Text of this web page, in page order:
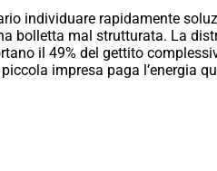
individuare rapidamente
bolletta mal strutturata. La
il 49% del gettito
impresa paga l’energia